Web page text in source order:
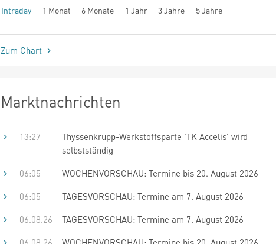
Intraday 1 Monat 6 Monate 1 Jahr 3 Jahre 5 Jahre
seit Beginn
Zum Chart
Marktnachrichten
13:27
Thyssenkrupp-Werkstoffsparte 'TK Accelis' wird
selbstständig
06:05
WOCHENVORSCHAU: Termine bis 20. August 2026
06:05
TAGESVORSCHAU: Termine am 7. August 2026
06.08.26
TAGESVORSCHAU: Termine am 7. August 2026